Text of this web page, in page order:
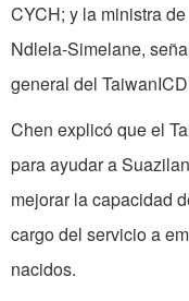
CYCH; y la ministra
Ndlela-Simelane,
general del
Chen explicó que el
para ayudar a
mejorar la capacidad
cargo del servicio a
nacidos.